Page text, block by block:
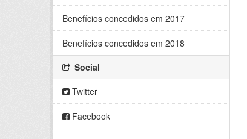
Benefícios concedidos em 2017
Benefícios concedidos em 2018
Social
Twitter
Facebook